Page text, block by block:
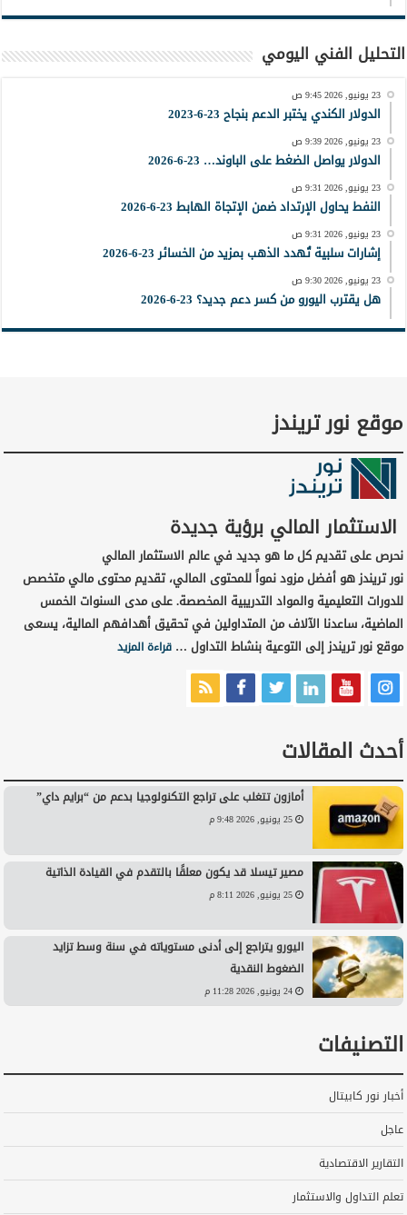
التحليل الفني اليومي
23 يونيو, 2026 9:45 ص
الدولار الكندي يختبر الدعم بنجاح 23-6-2023
23 يونيو, 2026 9:39 ص
الدولار يواصل الضغط على الباوند… 23-6-2026
23 يونيو, 2026 9:31 ص
النفط يحاول الإرتداد ضمن الإتجاة الهابط 23-6-2026
23 يونيو, 2026 9:31 ص
إشارات سلبية تُهدد الذهب بمزيد من الخسائر 23-6-2026
23 يونيو, 2026 9:30 ص
هل يقترب اليورو من كسر دعم جديد؟ 23-6-2026
موقع نور تريندز
الاستثمار المالي برؤية جديدة
نحرص على تقديم كل ما هو جديد في عالم الاستثمار المالي
نور تريندز هو أفضل مزود نمواً للمحتوى المالي، تقديم محتوى مالي متخصص
للدورات التعليمية والمواد التدريبية المخصصة. على مدى السنوات الخمس
الماضية، ساعدنا الآلاف من المتداولين في تحقيق أهدافهم المالية، يسعى
موقع نور تريندز إلى التوعية بنشاط التداول …قراءة المزيد
أحدث المقالات
أمازون تتغلب على تراجع التكنولوجيا بدعم من “برايم داي”
25 يونيو, 2026 9:48 م
مصير تيسلا قد يكون معلقًا بالتقدم في القيادة الذاتية
25 يونيو, 2026 8:11 م
اليورو يتراجع إلى أدنى مستوياته في سنة وسط تزايد
الضغوط النقدية
24 يونيو, 2026 11:28 م
التصنيفات
أخبار نور كابيتال
عاجل
التقارير الاقتصادية
تعلم التداول والاستثمار